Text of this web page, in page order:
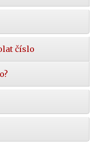
číslo